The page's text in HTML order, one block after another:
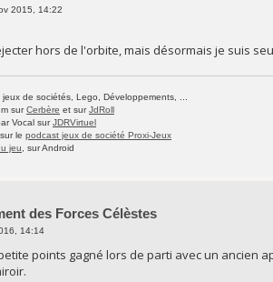
2015, 14:22
hors de l'orbite, mais désormais je suis
de sociétés, Lego, Développements, ...
surCerbère et surJdRoll
Vocal surJDRVirtuel
le podcast jeux de société Proxi-Jeux
jeu , sur Android
des Forces Célèstes
14:14
points gagné lors de parti avec un ancien